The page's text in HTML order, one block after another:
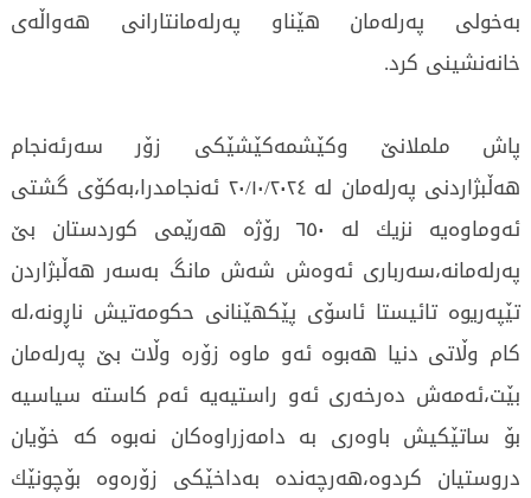
بەخولی پەرلەمان هێناو پەرلەمانتارانی هەواڵەی
خانەنشینی كرد.
پاش ململانێ وكێشمەكێشێكی زۆر سەرئەنجام
هەڵبژاردنی پەرلەمان لە ۲٠/۱٠/۲٠۲٤ ئەنجامدرا،بەكۆی گشتی
ئەوماوەیە نزیك لە ٦٥٠ رۆژە هەرێمی كوردستان بێ
پەرلەمانە،سەرباری ئەوەش شەش مانگ بەسەر هەڵبژاردن
تێپەریوە تائیستا ئاسۆی پێكهێنانی حكومەتیش ناڕونە،لە
كام وڵاتی دنیا هەبوە ئەو ماوە زۆرە وڵات بێ پەرلەمان
بێت،ئەمەش دەرخەری ئەو راستیەیە ئەم كاستە سیاسیە
بۆ ساتێكیش باوەری بە دامەزراوەكان نەبوە كە خۆیان
دروستیان كردوە،هەرچەندە بەداخێكی زۆرەوە بۆچونێك